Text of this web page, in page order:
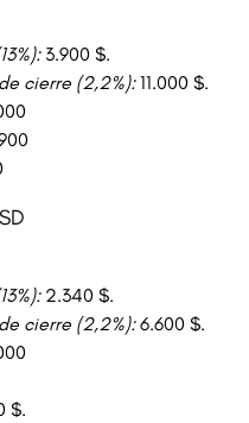
3.900 $.
cierre (2,2%):11.000 $.
2.340 $.
cierre (2,2%):6.600 $.
$.